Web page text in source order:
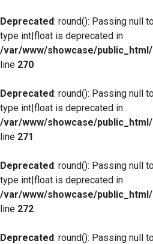
Deprecated: round(): Passing null
type int|float is deprecated in
/var/www/showcase/
line 270
Deprecated: round(): Passing null
type int|float is deprecated in
/var/www/showcase/
line 271
Deprecated: round(): Passing null
type int|float is deprecated in
/var/www/showcase/
line 272
Deprecated: round(): Passing null